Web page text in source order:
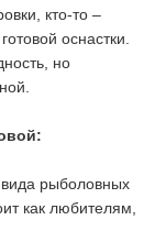
кто-то –
оснастки.
но
вида рыболовных
как любителям,